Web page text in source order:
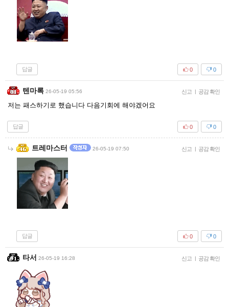
답글 0
0
텐마록 26-05-19 05:56 신고 | 공감 확인
저는 패스하기로 했습니다 다음기회에 해야겠어요
답글 0
0
트레마스터 26-05-19 07:50 신고 | 공감 확인
답글 0
0
타서 26-05-19 16:28 신고 | 공감 확인